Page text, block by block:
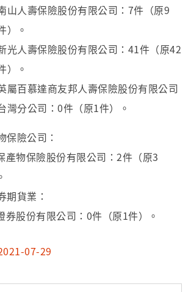
山人壽保險股份有限公司：7件（原9
）。
光人壽保險股份有限公司：41件（原42
）。
屬百慕達商友邦人壽保險股份有限公司
灣分公司：0件（原1件）。
保險公司：
產物保險股份有限公司：2件（原3
期貨業：
券股份有限公司：0件（原1件）。
07-29